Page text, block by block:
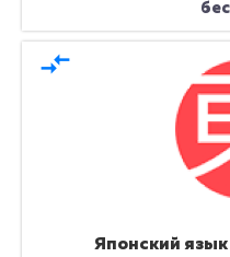
compare_arrows
Японский